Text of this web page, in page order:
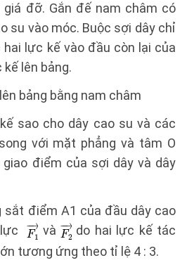
đỡ. Gắn đế nam châm có
su vào móc. Buộc sợi dây chỉ
hai lực kế vào đầu còn lại của
lên bảng.
bảng bằng nam châm
sao cho dây cao su và các
với mặt phẳng và tâm O
điểm của sợi dây và dây
sắt điểm A1 của đầu dây cao
lực
và
do hai lực kế tác
tương ứng theo tỉ lệ 4 : 3.